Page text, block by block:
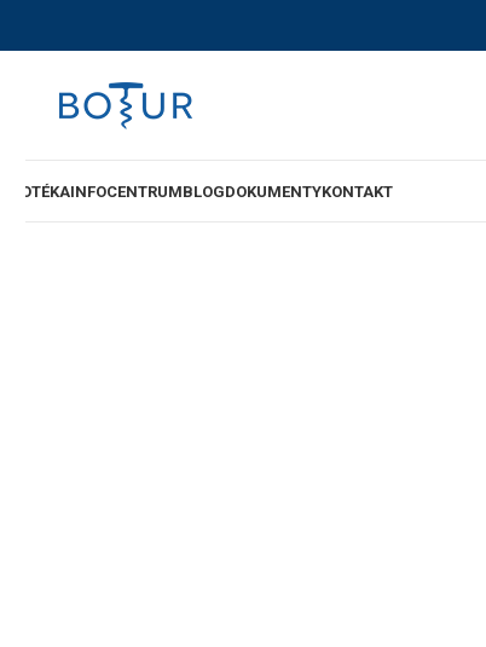
VINOTÉKAINFOCENTRUMBLOGDOKUMENTYKONTAKT